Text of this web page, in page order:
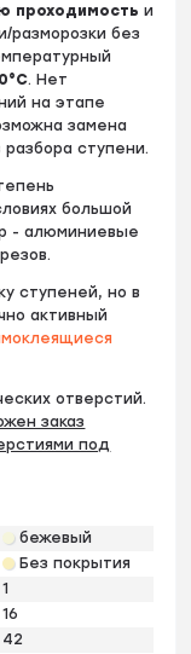
проходимость и
разморозки без
. Нет
на этапе
замена
разбора ступени.
большой
- алюминиевые
ступеней, но в
активный
отверстий.
заказ
под
бежевый
Без покрытия
1
16
42